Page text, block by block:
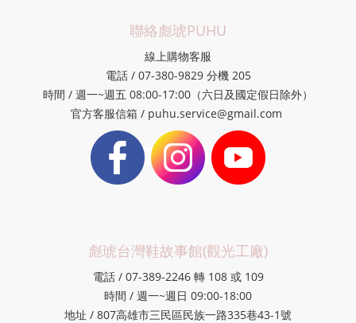
聯絡彪琥PUHU
線上購物客服
電話 / 07-380-9829 分機 205
時間 / 週一~週五 08:00-17:00（六日及國定假日除外）
官方客服信箱 / puhu.service@gmail.com
彪琥台灣鞋故事館(觀光工廠)
電話 / 07-389-2246 轉 108 或 109
時間 / 週一~週日 09:00-18:00
地址 / 807高雄市三民區民族一路335巷43-1號